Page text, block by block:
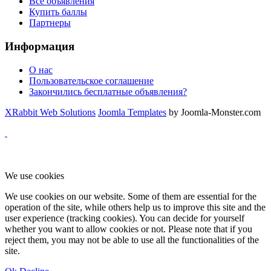
Купить баллы
Партнеры
Информация
О нас
Пользовательское соглашение
Закончились бесплатные объявления?
XRabbit Web Solutions Joomla Templates by Joomla-Monster.com
We use cookies
We use cookies on our website. Some of them are essential for the
operation of the site, while others help us to improve this site and the
user experience (tracking cookies). You can decide for yourself
whether you want to allow cookies or not. Please note that if you
reject them, you may not be able to use all the functionalities of the
site.